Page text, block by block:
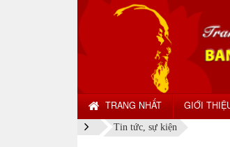
TRANG NHẤT GIỚI
Tin tức, sự kiện